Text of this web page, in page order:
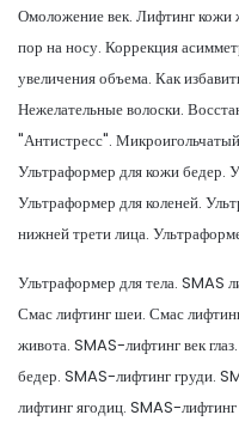
Омоложение век. Лифтинг кожи
пор на носу. Коррекция
увеличения объема. Как
Нежелательные волоски.
"Антистресс".
Ультраформер для кожи бедер.
Ультраформер для коленей.
нижней трети лица.
Ультраформер для тела. SMAS
Смас лифтинг шеи. Смас
живота. SMAS-лифтинг век
бедер. SMAS-лифтинг груди.
лифтинг ягодиц. SMAS-